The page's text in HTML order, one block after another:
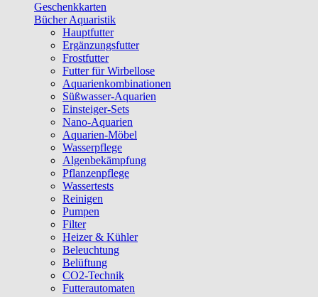
Geschenkkarten
Bücher Aquaristik
Hauptfutter
Ergänzungsfutter
Frostfutter
Futter für Wirbellose
Aquarienkombinationen
Süßwasser-Aquarien
Einsteiger-Sets
Nano-Aquarien
Aquarien-Möbel
Wasserpflege
Algenbekämpfung
Pflanzenpflege
Wassertests
Reinigen
Pumpen
Filter
Heizer & Kühler
Beleuchtung
Belüftung
CO2-Technik
Futterautomaten